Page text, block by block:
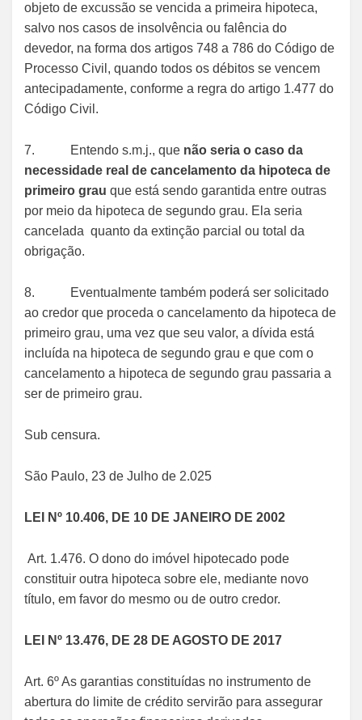
objeto de excussão se vencida a primeira hipoteca,
salvo nos casos de insolvência ou falência do
devedor, na forma dos artigos 748 a 786 do Código de
Processo Civil, quando todos os débitos se vencem
antecipadamente, conforme a regra do artigo 1.477 do
Código Civil.
7. Entendo s.m.j., que não seria o caso da
necessidade real de cancelamento da hipoteca de
primeiro grau que está sendo garantida entre outras
por meio da hipoteca de segundo grau. Ela seria
cancelada quanto da extinção parcial ou total da
obrigação.
8. Eventualmente também poderá ser solicitado
ao credor que proceda o cancelamento da hipoteca de
primeiro grau, uma vez que seu valor, a dívida está
incluída na hipoteca de segundo grau e que com o
cancelamento a hipoteca de segundo grau passaria a
ser de primeiro grau.
Sub censura.
São Paulo, 23 de Julho de 2.025
LEI Nº 10.406, DE 10 DE JANEIRO DE 2002
Art. 1.476. O dono do imóvel hipotecado pode
constituir outra hipoteca sobre ele, mediante novo
título, em favor do mesmo ou de outro credor.
LEI Nº 13.476, DE 28 DE AGOSTO DE 2017
Art. 6º As garantias constituídas no instrumento de
abertura do limite de crédito servirão para assegurar